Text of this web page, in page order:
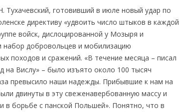
готовивший в июле новый удар по
директиву «удвоить число штыков в каждой
войск, дислоцированной у Мозыря и
добровольцев и мобилизацию
походов и сражений. «В течение месяца – писал
на Вислу» – было изъято около 100 тысяч
превысило наши надежды. Прибывшие к нам на
двинуты в эту свеженавербованную массу и
в борьбе с панской Польшей». Понятно, что в